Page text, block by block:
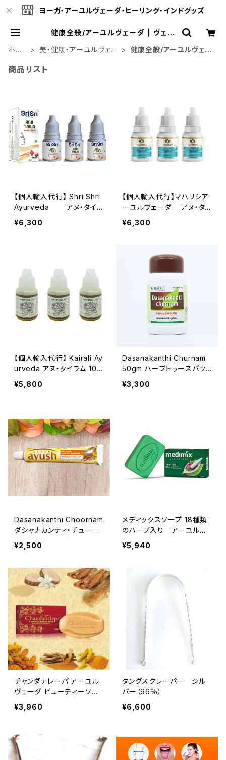
ヨーガ・アーユルヴェーダ・ヒーリング・インドグッズ
健康全般/アーユルヴェーダ | ヴェー
ホー
美・健康・アーユルヴェー
健康全般/アーユルヴェー
商品リスト
【個人輸入代行】 Shri Shri
Ayurveda アヌ・タイラ
ム（点鼻オイル）10ml － 鼻・
頭のスッキリをサポート（３
¥6,300
【個人輸入代行】マハリシア
ーユルヴェーダ アヌ・タイ
ラム（点鼻オイル）10ml －
鼻・頭のスッキリをサポート
¥6,300
【個人輸入代行】 Kairali Ay
urveda アヌ・タイラム 10m
l ３本セット 本場インドの
点鼻セルフケア
¥5,800
Dasanakanthi Churnam
50gm ハーブトゥースパウ
ダーパック2
¥3,300
Dasanakanthi Choornam
ダシャナカンティ・チュール
ナ
¥2,500
メディックスソープ 18種類
のハーブ入り アーユルヴ
ェーダ（75 gm×5個セット）/
インドから直送
¥5,940
チャンダナレーパ アーユル
ヴェーダ ビューティーソー
プ（100g×3個セット）/イン
ドから直送
¥3,960
タングスクレーパー シル
バー（96％）
¥6,600